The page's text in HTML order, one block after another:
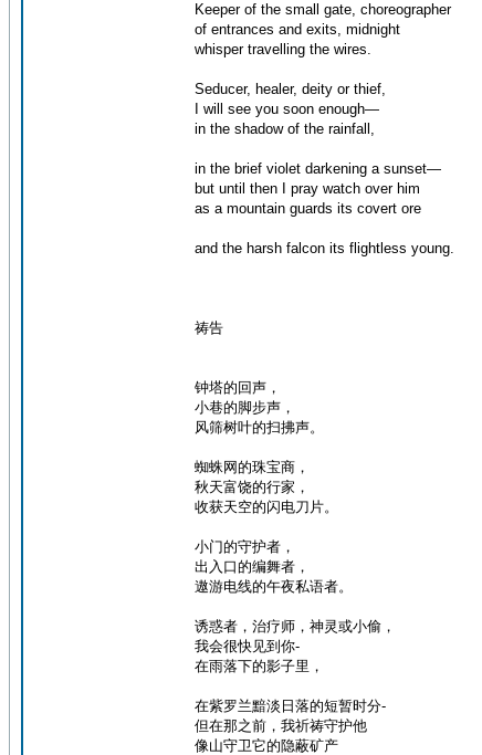
Keeper of the small gate, choreographer
of entrances and exits, midnight
whisper travelling the wires.
Seducer, healer, deity or thief,
I will see you soon enough—
in the shadow of the rainfall,
in the brief violet darkening a sunset—
but until then I pray watch over him
as a mountain guards its covert ore
and the harsh falcon its flightless young.
祷告
钟塔的回声，
小巷的脚步声，
风筛树叶的扫拂声。
蜘蛛网的珠宝商，
秋天富饶的行家，
收获天空的闪电刀片。
小门的守护者，
出入口的编舞者，
遨游电线的午夜私语者。
诱惑者，治疗师，神灵或小偷，
我会很快见到你-
在雨落下的影子里，
在紫罗兰黯淡日落的短暂时分-
但在那之前，我祈祷守护他
像山守卫它的隐蔽矿产